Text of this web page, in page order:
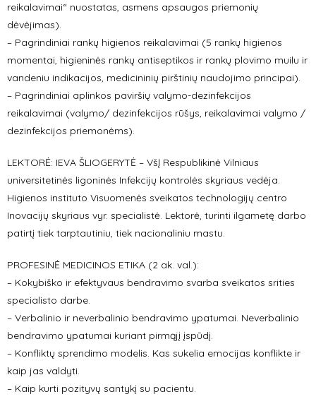
reikalavimai“ nuostatas, asmens apsaugos priemonių
dėvėjimas).
– Pagrindiniai rankų higienos reikalavimai (5 rankų higienos
momentai, higieninės rankų antiseptikos ir rankų plovimo muilu ir
vandeniu indikacijos, medicininių pirštinių naudojimo principai).
– Pagrindiniai aplinkos paviršių valymo-dezinfekcijos
reikalavimai (valymo/ dezinfekcijos rūšys, reikalavimai valymo /
dezinfekcijos priemonėms).
LEKTORĖ: IEVA ŠLIOGERYTĖ – VšĮ Respublikinė Vilniaus
universitetinės ligoninės Infekcijų kontrolės skyriaus vedėja.
Higienos instituto Visuomenės sveikatos technologijų centro
Inovacijų skyriaus vyr. specialistė. Lektorė, turinti ilgametę darbo
patirtį tiek tarptautiniu, tiek nacionaliniu mastu.
PROFESINĖ MEDICINOS ETIKA (2 ak. val.):
– Kokybiško ir efektyvaus bendravimo svarba sveikatos srities
specialisto darbe.
– Verbalinio ir neverbalinio bendravimo ypatumai. Neverbalinio
bendravimo ypatumai kuriant pirmąjį įspūdį.
– Konfliktų sprendimo modelis. Kas sukelia emocijas konflikte ir
kaip jas valdyti.
– Kaip kurti pozityvų santykį su pacientu.